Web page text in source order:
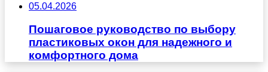
05.04.2026
Пошаговое руководство по выбору
пластиковых окон для надежного и
комфортного дома